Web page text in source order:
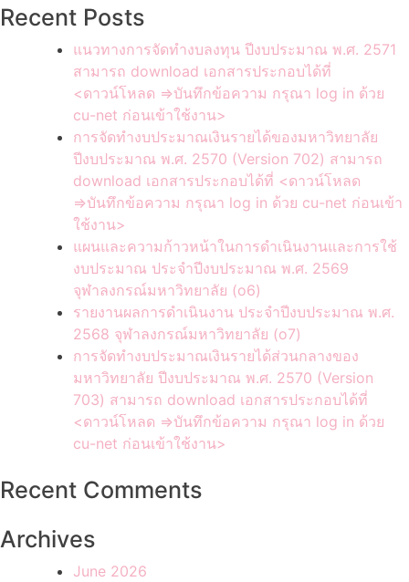
Recent Posts
แนวทางการจัดทำงบลงทุน ปีงบประมาณ พ.ศ. 2571
สามารถ download เอกสารประกอบได้ที่
<ดาวน์โหลด =>บันทึกข้อความ กรุณา log in ด้วย
cu-net ก่อนเข้าใช้งาน>
การจัดทำงบประมาณเงินรายได้ของมหาวิทยาลัย
ปีงบประมาณ พ.ศ. 2570 (Version 702) สามารถ
download เอกสารประกอบได้ที่ <ดาวน์โหลด
=>บันทึกข้อความ กรุณา log in ด้วย cu-net ก่อนเข้า
ใช้งาน>
แผนและความก้าวหน้าในการดำเนินงานและการใช้
งบประมาณ ประจำปีงบประมาณ พ.ศ. 2569
จุฬาลงกรณ์มหาวิทยาลัย (o6)
รายงานผลการดำเนินงาน ประจำปีงบประมาณ พ.ศ.
2568 จุฬาลงกรณ์มหาวิทยาลัย (o7)
การจัดทำงบประมาณเงินรายได้ส่วนกลางของ
มหาวิทยาลัย ปีงบประมาณ พ.ศ. 2570 (Version
703) สามารถ download เอกสารประกอบได้ที่
<ดาวน์โหลด =>บันทึกข้อความ กรุณา log in ด้วย
cu-net ก่อนเข้าใช้งาน>
Recent Comments
Archives
June 2026